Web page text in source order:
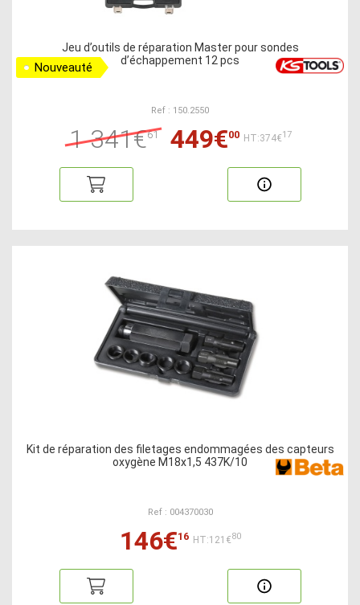
Jeu d’outils de réparation Master pour sondes
d’échappement 12 pcs
Nouveauté
Ref : 150.2550
1 341€61 449€00 HT:374€17
Kit de réparation des filetages endommagées des capteurs
oxygène M18x1,5 437K/10
Ref : 004370030
146€16 HT:121€80